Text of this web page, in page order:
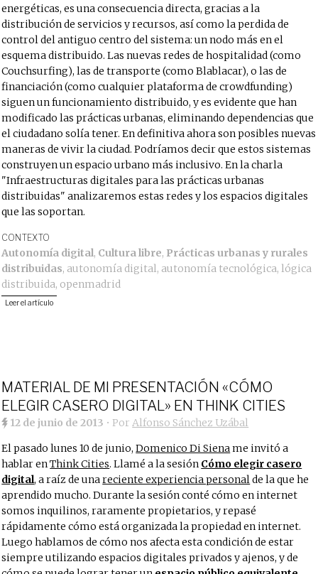
energéticas, es una consecuencia directa, gracias a la
distribución de servicios y recursos, así como la perdida de
control del antiguo centro del sistema: un nodo más en el
esquema distribuido. Las nuevas redes de hospitalidad (como
Couchsurfing), las de transporte (como Blablacar), o las de
financiación (como cualquier plataforma de crowdfunding)
siguen un funcionamiento distribuido, y es evidente que han
modificado las prácticas urbanas, eliminando dependencias que
el ciudadano solía tener. En definitiva ahora son posibles nuevas
maneras de vivir la ciudad. Podríamos decir que estos sistemas
construyen un espacio urbano más inclusivo. En la charla
"Infraestructuras digitales para las prácticas urbanas
distribuidas" analizaremos estas redes y los espacios digitales
que las soportan.
CONTEXTO
Autonomía digital, Cultura libre, Prácticas urbanas y rurales
distribuidas, autonomía digital, autonomía tecnológica,lógica
distribuida, openmadrid
Leer el artículo
MATERIAL DE MI PRESENTACIÓN «CÓMO
ELEGIR CASERO DIGITAL» EN THINK CITIES
12 de junio de 2013 • PorAlfonso Sánchez Uzábal
El pasado lunes 10 de junio,Domenico Di Siename invitó a
hablar enThink Cities. Llamé a la sesión Cómo elegir casero
digital, a raíz de unareciente experiencia personalde la que he
aprendido mucho. Durante la sesión conté cómo en internet
somos inquilinos, raramente propietarios, y repasé
rápidamente cómo está organizada la propiedad en internet.
Luego hablamos de cómo nos afecta esta condición de estar
siempre utilizando espacios digitales privados y ajenos, y de